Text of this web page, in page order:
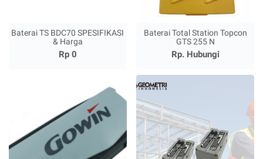
Baterai TS BDC70 SPESIFIKASI
& Harga
Rp 0
Baterai Total Station Topcon
GTS 255 N
Rp. Hubungi